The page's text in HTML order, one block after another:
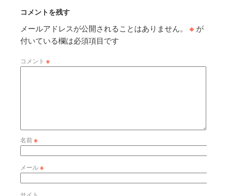
コメントを残す
メールアドレスが公開されることはありません。 ※ が
付いている欄は必須項目です
コメント ※
名前※
メール※
サイト